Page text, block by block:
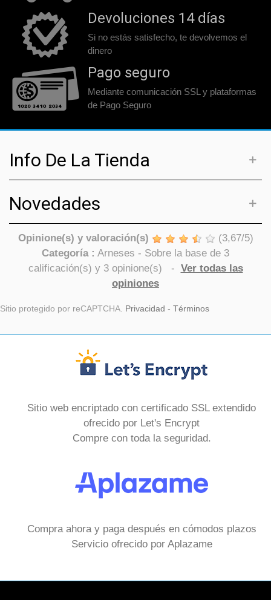
Devoluciones 14 días
Si no estás satisfecho, te devolvemos el
dinero
Pago seguro
Mediante comunicación SSL y plataformas
de Pago Seguro
Info De La Tienda
Novedades
Opinione(s) y valoración(s) (3,67/5)
Categoría : Arneses - Sobre la base de 3
calificación(s) y 3opinione(s) - Ver todas las
opiniones
Sitio protegido por reCAPTCHA. Privacidad - Términos
Sitio web encriptado con certificado SSL extendido
ofrecido por Let's Encrypt
Compre con toda la seguridad.
Compra ahora y paga después en cómodos plazos
Servicio ofrecido por Aplazame